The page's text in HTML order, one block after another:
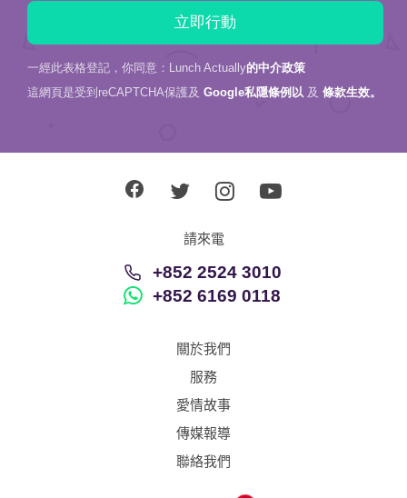
一經此表格登記，你同意：Lunch Actually的中介政策
這網頁是受到reCAPTCHA保護及 Google私隱條例以 及 條款生效。
請來電
+852 2524 3010
+852 6169 0118
關於我們
服務
愛情故事
傳媒報導
聯絡我們